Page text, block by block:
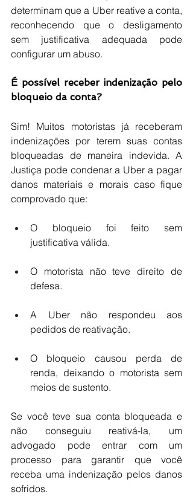
determinam que a Uber reative a conta,
reconhecendo que o desligamento
sem justificativa adequada pode
configurar um abuso.
É possível receber indenização pelo
bloqueio da conta?
Sim! Muitos motoristas já receberam
indenizações por terem suas contas
bloqueadas de maneira indevida. A
Justiça pode condenar a Uber a pagar
danos materiais e morais caso fique
comprovado que:
O bloqueio foi feito sem
justificativa válida.
O motorista não teve direito de
defesa.
A Uber não respondeu aos
pedidos de reativação.
O bloqueio causou perda de
renda, deixando o motorista sem
meios de sustento.
Se você teve sua conta bloqueada e
não conseguiu reativá-la, um
advogado pode entrar com um
processo para garantir que você
receba uma indenização pelos danos
sofridos.